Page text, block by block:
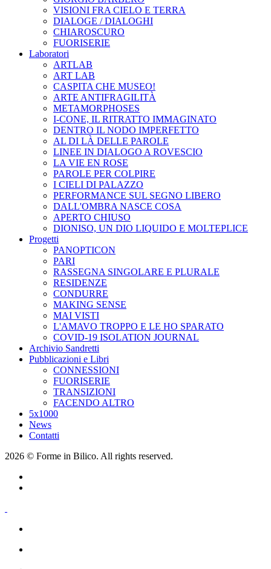
VISIONI FRA CIELO E TERRA
DIALOGE / DIALOGHI
CHIAROSCURO
FUORISERIE
Laboratori
ARTLAB
ART LAB
CASPITA CHE MUSEO!
ARTE ANTIFRAGILITÀ
METAMORPHOSES
I-CONE, IL RITRATTO IMMAGINATO
DENTRO IL NODO IMPERFETTO
AL DI LÀ DELLE PAROLE
LINEE IN DIALOGO A ROVESCIO
LA VIE EN ROSE
PAROLE PER COLPIRE
I CIELI DI PALAZZO
PERFORMANCE SUL SEGNO LIBERO
DALL'OMBRA NASCE COSA
APERTO CHIUSO
DIONISO, UN DIO LIQUIDO E MOLTEPLICE
Progetti
PANOPTICON
PARI
RASSEGNA SINGOLARE E PLURALE
RESIDENZE
CONDURRE
MAKING SENSE
MAI VISTI
L'AMAVO TROPPO E LE HO SPARATO
COVID-19 ISOLATION JOURNAL
Archivio Sandretti
Pubblicazioni e Libri
CONNESSIONI
FUORISERIE
TRANSIZIONI
FACENDO ALTRO
5x1000
News
Contatti
2026 © Forme in Bilico. All rights reserved.